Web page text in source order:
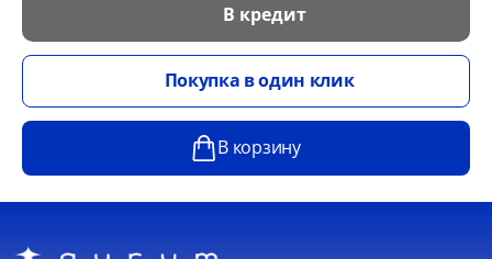
В кредит
Покупка в один клик
В корзину